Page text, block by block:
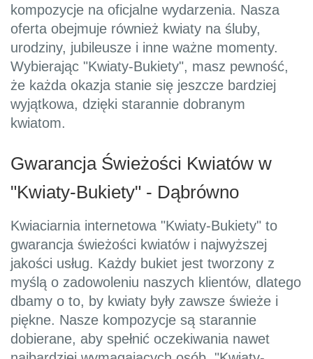
kompozycje na oficjalne wydarzenia. Nasza
oferta obejmuje również kwiaty na śluby,
urodziny, jubileusze i inne ważne momenty.
Wybierając "Kwiaty-Bukiety", masz pewność,
że każda okazja stanie się jeszcze bardziej
wyjątkowa, dzięki starannie dobranym
kwiatom.
Gwarancja Świeżości Kwiatów w
"Kwiaty-Bukiety" - Dąbrówno
Kwiaciarnia internetowa "Kwiaty-Bukiety" to
gwarancja świeżości kwiatów i najwyższej
jakości usług. Każdy bukiet jest tworzony z
myślą o zadowoleniu naszych klientów, dlatego
dbamy o to, by kwiaty były zawsze świeże i
piękne. Nasze kompozycje są starannie
dobierane, aby spełnić oczekiwania nawet